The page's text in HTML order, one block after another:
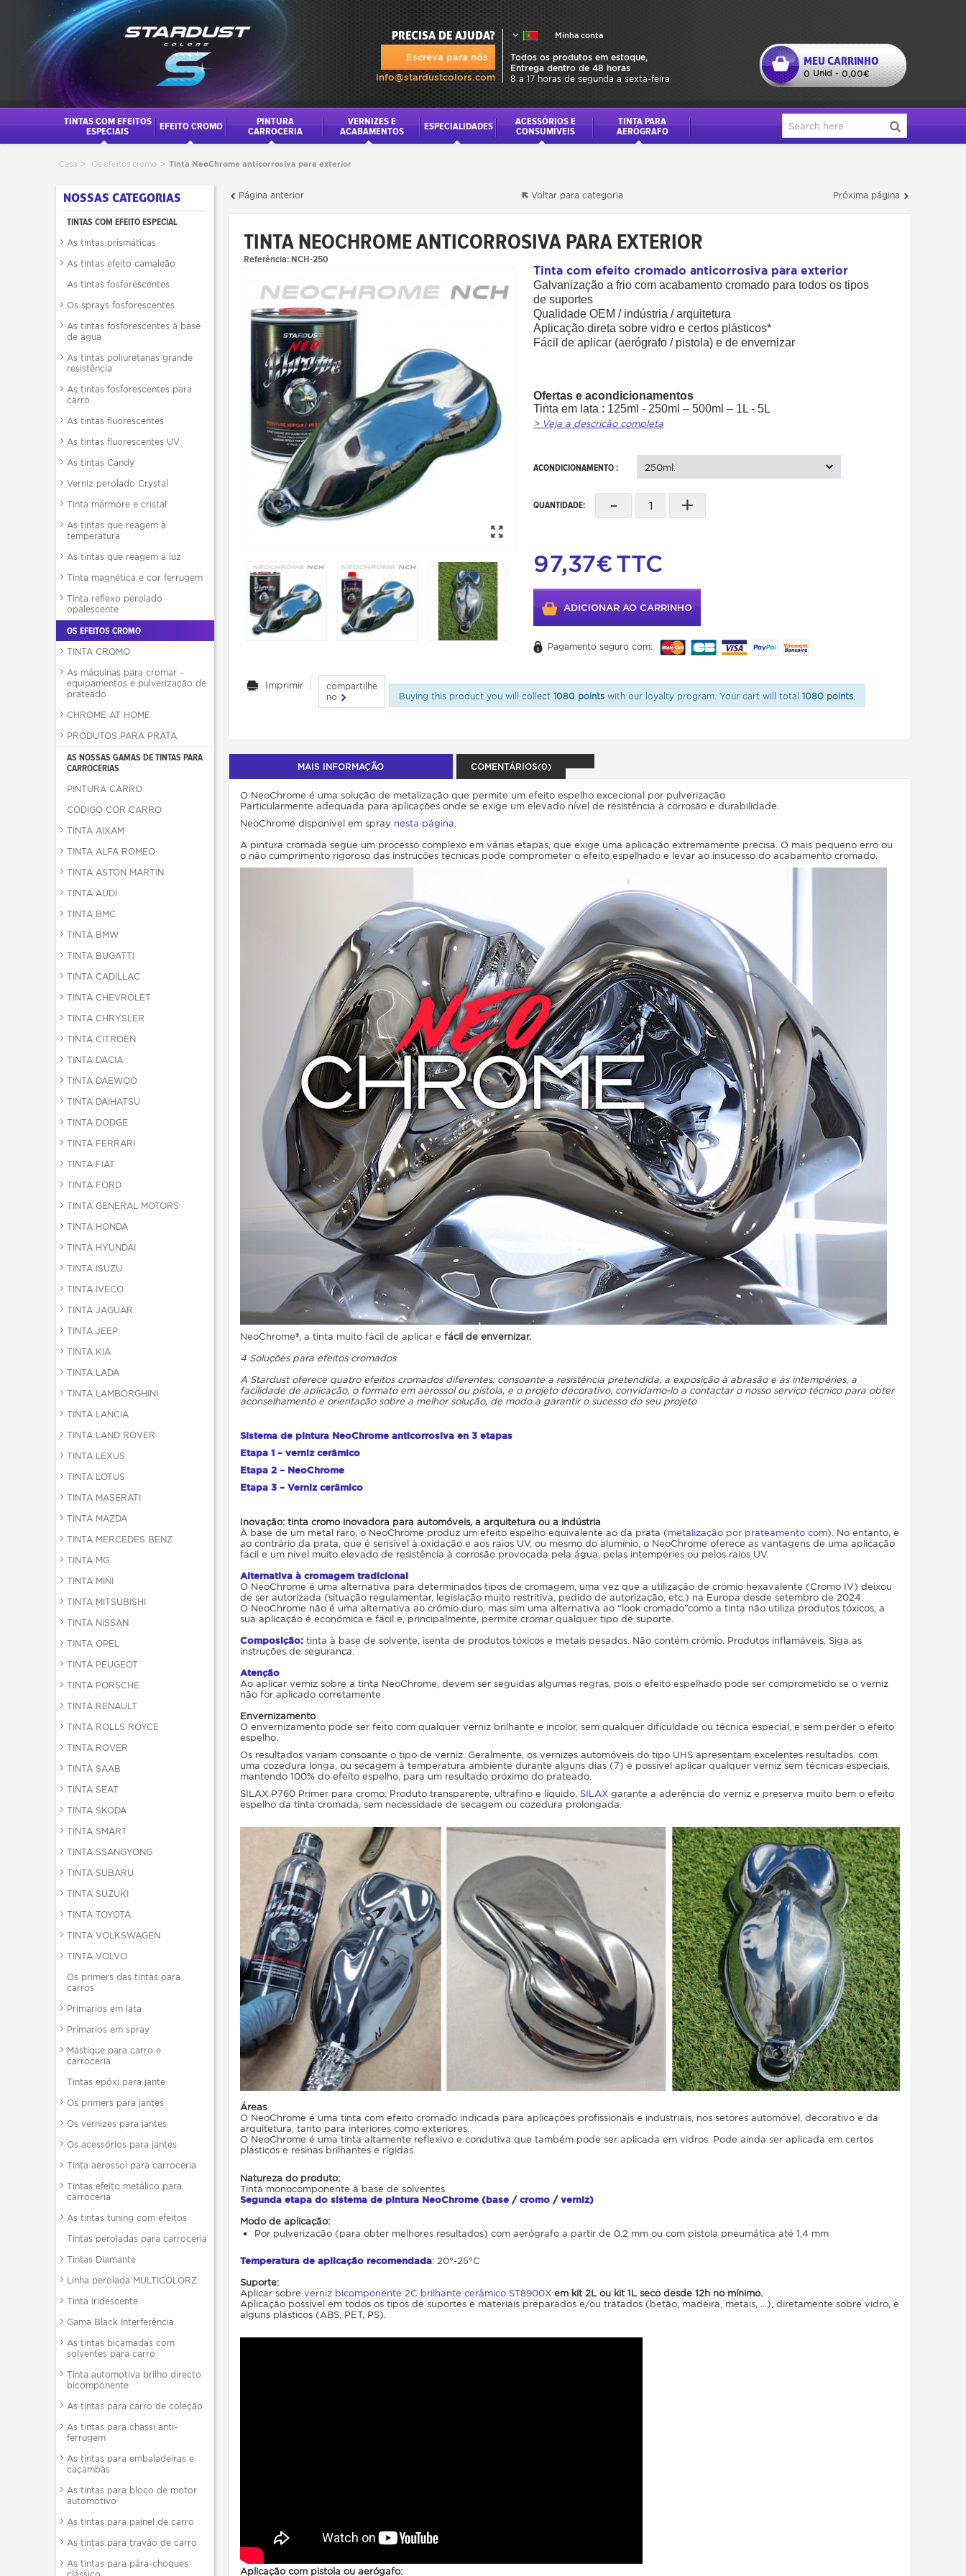
MEU CARRINHO
0 Unid - 0,00€
PRECISA DE AJUDA?
Escreva para nós
info@stardustcolors.com
Minha conta
Todos os produtos em estoque,
Entrega dentro de 48 horas
8 a 17 horas de segunda a sexta-feira
TINTAS COM EFEITOS
ESPECIAIS
EFEITO CROMO
PINTURA
CARROCERIA
VERNIZES E
ACABAMENTOS
ESPECIALIDADES
ACESSÓRIOS E
CONSUMÍVEIS
TINTA PARA
AERÓGRAFO
Casa > Os efeitos cromo > Tinta NeoChrome anticorrosiva para exterior
NOSSAS CATEGORIAS
TINTAS COM EFEITO ESPECIAL
As tintas prismáticas
As tintas efeito camaleão
As tintas fosforescentes
Os sprays fosforescentes
As tintas fosforescentes à base
de água
As tintas poliuretanas grande
resistência
As tintas fosforescentes para
carro
As tintas fluorescentes
As tintas fluorescentes UV
As tintas Candy
Verniz perolado Crystal
Tinta mármore e cristal
As tintas que reagem à
temperatura
As tintas que reagem à luz
Tinta magnética e cor ferrugem
Tinta reflexo perolado
opalescente
OS EFEITOS CROMO
TINTA CROMO
As máquinas para cromar –
equipamentos e pulverização de
prateado
CHROME AT HOME
PRODUTOS PARA PRATA
AS NOSSAS GAMAS DE TINTAS PARA
CARROCERIAS
PINTURA CARRO
CODIGO COR CARRO
TINTA AIXAM
TINTA ALFA ROMEO
TINTA ASTON MARTIN
TINTA AUDI
TINTA BMC
TINTA BMW
TINTA BUGATTI
TINTA CADILLAC
TINTA CHEVROLET
TINTA CHRYSLER
TINTA CITROEN
TINTA DACIA
TINTA DAEWOO
TINTA DAIHATSU
TINTA DODGE
TINTA FERRARI
TINTA FIAT
TINTA FORD
TINTA GENERAL MOTORS
TINTA HONDA
TINTA HYUNDAI
TINTA ISUZU
TINTA IVECO
TINTA JAGUAR
TINTA JEEP
TINTA KIA
TINTA LADA
TINTA LAMBORGHINI
TINTA LANCIA
TINTA LAND ROVER
TINTA LEXUS
TINTA LOTUS
TINTA MASERATI
TINTA MAZDA
TINTA MERCEDES BENZ
TINTA MG
TINTA MINI
TINTA MITSUBISHI
TINTA NISSAN
TINTA OPEL
TINTA PEUGEOT
TINTA PORSCHE
TINTA RENAULT
TINTA ROLLS ROYCE
TINTA ROVER
TINTA SAAB
TINTA SEAT
TINTA SKODA
TINTA SMART
TINTA SSANGYONG
TINTA SUBARU
TINTA SUZUKI
TINTA TOYOTA
TINTA VOLKSWAGEN
TINTA VOLVO
Os primers das tintas para
carros
Primarios em lata
Primarios em spray
Mástique para carro e
carroceria
Tintas epóxi para jante
Os primers para jantes
Os vernizes para jantes
Os acessórios para jantes
Tinta aerossol para carroceria
Tintas efeito metálico para
carroceria
As tintas tuning com efeitos
Tintas peroladas para carroceria
Tintas Diamante
Linha perolada MULTICOLORZ
Tinta Iridescente
Gama Black Interferência
As tintas bicamadas com
solventes para carro
Tinta automotiva brilho directo
bicomponente
As tintas para carro de coleção
As tintas para chassi anti-
ferrugem
As tintas para embaladeiras e
caçambas
As tintas para bloco de motor
automotivo
As tintas para painel de carro
As tintas para travão de carro
As tintas para pára-choques
Página anterior Próxima página
Voltar para categoria
TINTA NEOCHROME ANTICORROSIVA PARA EXTERIOR
Referência:NCH-250
Tinta com efeito cromado anticorrosiva para exterior
Galvanização a frio com acabamento cromado para todos os tipos
de suportes
Qualidade OEM / indústria / arquitetura
Aplicação direta sobre vidro e certos plásticos*
Fácil de aplicar (aerógrafo / pistola) e de envernizar
Ofertas e acondicionamentos
Tinta em lata : 125ml - 250ml – 500ml – 1L - 5L
> Veja a descrição completa
ACONDICIONAMENTO : 250ml.
QUANTIDADE: - +
97,37€TTC
ADICIONAR AO CARRINHO
Pagamento seguro com:
Imprimir
compartilhe
no
Buying this product you will collect 1080 pointswith our loyalty program. Your cart will total 1080 points.
MAIS INFORMAÇÃO COMENTÁRIOS(0)
O NeoChrome é uma solução de metalização que permite um efeito espelho excecional por pulverização
Particularmente adequada para aplicações onde se exige um elevado nível de resistência à corrosão e durabilidade.
NeoChrome disponível em spray nesta página.
A pintura cromada segue um processo complexo em várias etapas, que exige uma aplicação extremamente precisa. O mais pequeno erro ou
o não cumprimento rigoroso das instruções técnicas pode comprometer o efeito espelhado e levar ao insucesso do acabamento cromado.
NeoChrome®, a tinta muito fácil de aplicar e fácil de envernizar.
4 Soluções para efeitos cromados
A Stardust oferece quatro efeitos cromados diferentes: consoante a resistência pretendida, a exposição à abrasão e às intempéries, a
facilidade de aplicação, o formato em aerossol ou pistola, e o projeto decorativo, convidamo-lo a contactar o nosso serviço técnico para obter
aconselhamento e orientação sobre a melhor solução, de modo a garantir o sucesso do seu projeto
Sistema de pintura NeoChrome anticorrosiva en 3 etapas
Etapa 1 – verniz cerâmico
Etapa 2 – NeoChrome
Etapa 3 – Verniz cerâmico
Inovação: tinta cromo inovadora para automóveis, a arquitetura ou a indústria
À base de um metal raro, o NeoChrome produz um efeito espelho equivalente ao da prata (metalização por prateamento com). No entanto, e
ao contrário da prata, que é sensível à oxidação e aos raios UV, ou mesmo do alumínio, o NeoChrome oferece as vantagens de uma aplicação
fácil e um nível muito elevado de resistência à corrosão provocada pela água, pelas intempéries ou pelos raios UV.
Alternativa à cromagem tradicional
O NeoChrome é uma alternativa para determinados tipos de cromagem, uma vez que a utilização de crómio hexavalente (Cromo IV) deixou
de ser autorizada (situação regulamentar, legislação muito restritiva, pedido de autorização, etc.) na Europa desde setembro de 2024.
O NeoChrome não é uma alternativa ao crómio duro, mas sim uma alternativa ao “look cromado”como a tinta não utiliza produtos tóxicos, a
sua aplicação é económica e fácil e, principalmente, permite cromar qualquer tipo de suporte.
Composição: tinta à base de solvente, isenta de produtos tóxicos e metais pesados. Não contém crómio. Produtos inflamáveis. Siga as
instruções de segurança.
Atenção
Ao aplicar verniz sobre a tinta NeoChrome, devem ser seguidas algumas regras, pois o efeito espelhado pode ser comprometido se o verniz
não for aplicado corretamente.
Envernizamento
O envernizamento pode ser feito com qualquer verniz brilhante e incolor, sem qualquer dificuldade ou técnica especial, e sem perder o efeito
espelho.
Os resultados variam consoante o tipo de verniz. Geralmente, os vernizes automóveis do tipo UHS apresentam excelentes resultados. com
uma cozedura longa, ou secagem à temperatura ambiente durante alguns dias (7) é possível aplicar qualquer verniz sem técnicas especiais,
mantendo 100% do efeito espelho, para um resultado próximo do prateado.
SILAX P760 Primer para cromo: Produto transparente, ultrafino e líquido, SILAX garante a aderência do verniz e preserva muito bem o efeito
espelho da tinta cromada, sem necessidade de secagem ou cozedura prolongada.
Áreas
O NeoChrome é uma tinta com efeito cromado indicada para aplicações profissionais e industriais, nos setores automóvel, decorativo e da
arquitetura, tanto para interiores como exteriores.
O NeoChrome é uma tinta altamente reflexivo e condutiva que também pode ser aplicada em vidros. Pode ainda ser aplicada em certos
plásticos e resinas brilhantes e rígidas.
Natureza do produto:
Tinta monocomponente à base de solventes
Segunda etapa do sistema de pintura NeoChrome (base / cromo / verniz)
Modo de aplicação:
Por pulverização (para obter melhores resultados) com aerógrafo a partir de 0,2 mm ou com pistola pneumática até 1,4 mm
Temperatura de aplicação recomendada: 20°-25°C
Suporte:
Aplicar sobre verniz bicomponente 2C brilhante cerâmico ST8900X em kit 2L ou kit 1L seco desde 12h no mínimo.
Aplicação possível em todos os tipos de suportes e materiais preparados e/ou tratados (betão, madeira, metais, ...), diretamente sobre vidro, e
alguns plásticos (ABS, PET, PS).
Aplicação com pistola ou aerógafo: